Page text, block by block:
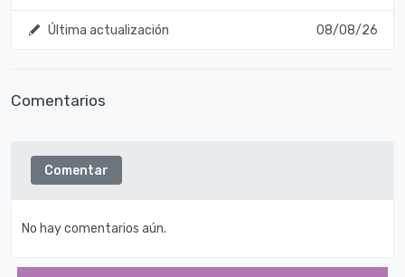
Última actualización 08/08/26
Comentarios
Comentar
No hay comentarios aún.